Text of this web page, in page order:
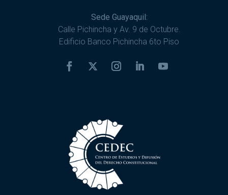
Sede Guayaquil:
Calle Pichincha y Av. 9 de Octubre.
Edificio Banco Pichincha 6to Piso